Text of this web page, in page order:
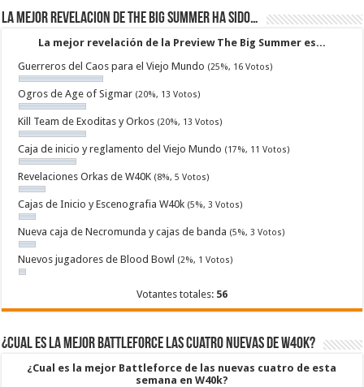
La mejor revelacion de The Big Summer ha sido…
La mejor revelación de la Preview The Big Summer es...
Guerreros del Caos para el Viejo Mundo (25%, 16 Votos)
Ogros de Age of Sigmar (20%, 13 Votos)
Kill Team de Exoditas y Orkos (20%, 13 Votos)
Caja de inicio y reglamento del Viejo Mundo (17%, 11 Votos)
Revelaciones Orkas de W40K (8%, 5 Votos)
Cajas de Inicio y Escenografia W40k (5%, 3 Votos)
Nueva caja de Necromunda y cajas de banda (5%, 3 Votos)
Nuevos jugadores de Blood Bowl (2%, 1 Votos)
Votantes totales: 56
¿Cual es la mejor Battleforce las cuatro nuevas de W40k?
¿Cual es la mejor Battleforce de las nuevas cuatro de esta
semana en W40k?